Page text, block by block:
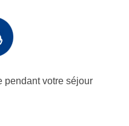
pendant votre séjour